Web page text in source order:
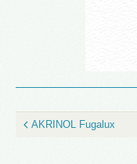
AKRINOL Fugalux